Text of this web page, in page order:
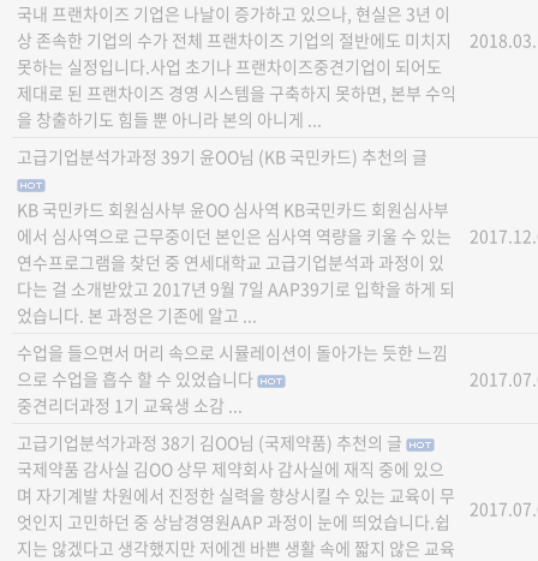
국내 프랜차이즈 기업은 나날이 증가하고 있으나, 현실은 3년 이
상 존속한 기업의 수가 전체 프랜차이즈 기업의 절반에도 미치지
못하는 실정입니다.사업 초기나 프랜차이즈중견기업이 되어도
제대로 된 프랜차이즈 경영 시스템을 구축하지 못하면, 본부 수익
을 창출하기도 힘들 뿐 아니라 본의 아니게 ...
고급기업분석가과정 39기 윤OO님 (KB 국민카드) 추천의 글
KB 국민카드 회원심사부 윤OO 심사역 KB국민카드 회원심사부
에서 심사역으로 근무중이던 본인은 심사역 역량을 키울 수 있는
연수프로그램을 찾던 중 연세대학교 고급기업분석과 과정이 있
다는 걸 소개받았고 2017년 9월 7일 AAP39기로 입학을 하게 되
었습니다. 본 과정은 기존에 알고 ...
수업을 들으면서 머리 속으로 시뮬레이션이 돌아가는 듯한 느낌
으로 수업을 흡수 할 수 있었습니다
중견리더과정 1기 교육생 소감 ...
고급기업분석가과정 38기 김OO님 (국제약품) 추천의 글
국제약품 감사실 김OO 상무 제약회사 감사실에 재직 중에 있으
며 자기계발 차원에서 진정한 실력을 향상시킬 수 있는 교육이 무
엇인지 고민하던 중 상남경영원AAP 과정이 눈에 띄었습니다.쉽
지는 않겠다고 생각했지만 저에겐 바쁜 생활 속에 짧지 않은 교육